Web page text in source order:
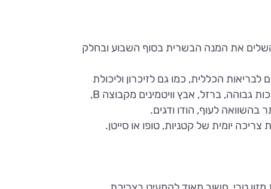
את המנה הבשרית בסוף השבוע ובחלק
הכללית, כמו גם לזיכרון וליכולת
הלימודית. הבשר מספק כמויות משמעותיות של חלבון באיכות גבוהה, ברזל, אבץ וויטמינים מקבוצה B,
יומית של קטניות, טופו או סייטן.